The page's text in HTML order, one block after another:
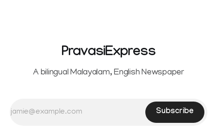
PravasiExpress
A bilingual Malayalam, English Newspaper
Subscribe